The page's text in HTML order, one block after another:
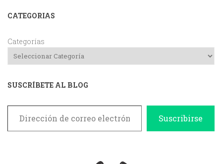
CATEGORIAS
Categorías
SUSCRÍBETE AL BLOG
Dirección de correo electrónico
Suscribirse